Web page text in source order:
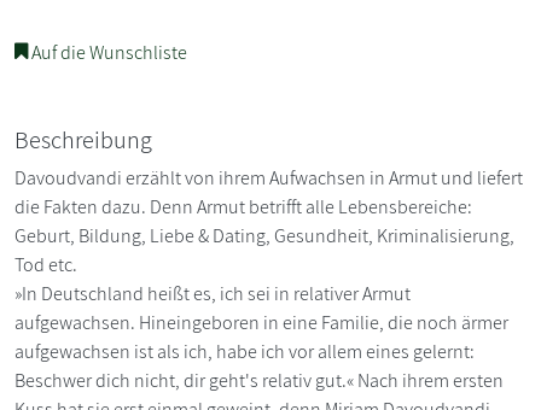
Auf die Wunschliste
Beschreibung
Davoudvandi erzählt von ihrem Aufwachsen in Armut und liefert
die Fakten dazu. Denn Armut betrifft alle Lebensbereiche:
Geburt, Bildung, Liebe & Dating, Gesundheit, Kriminalisierung,
Tod etc.
»In Deutschland heißt es, ich sei in relativer Armut
aufgewachsen. Hineingeboren in eine Familie, die noch ärmer
aufgewachsen ist als ich, habe ich vor allem eines gelernt:
Beschwer dich nicht, dir geht's relativ gut.« Nach ihrem ersten